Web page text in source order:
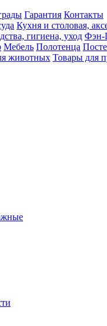
Гарантия Контакты
Кухня и столовая,
гигиена, уход
Мебель Полотенца
животных Товары для